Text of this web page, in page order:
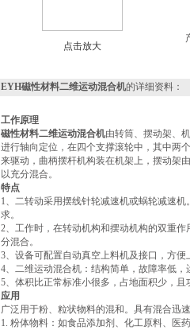
点击放大
EYH磁性材料二维运动混合机的详细资料：
工作原理
磁性材料二维运动混合机由转筒、摆动架、
进行轴向定位，在四个支撑滚轮中，其中两
来驱动，曲柄摆杆机构装在机架上，摆动架
以充分混合。
特点
1、二转动采用摆线针轮减速机或蜗轮减速
求。
2、工作时，在转动机构和摆动机构的双重
分混合。
3、设备可配置自动真空上料机及接口，方
4、二维运动混合机：结构简单，故障率低
5、体积比正常标准小很多，占地面积少，且
应用
广泛用于粉、粒状物料的混和。具有混合迅
1. 粉体物料：如食品添加剂、化工原料、医